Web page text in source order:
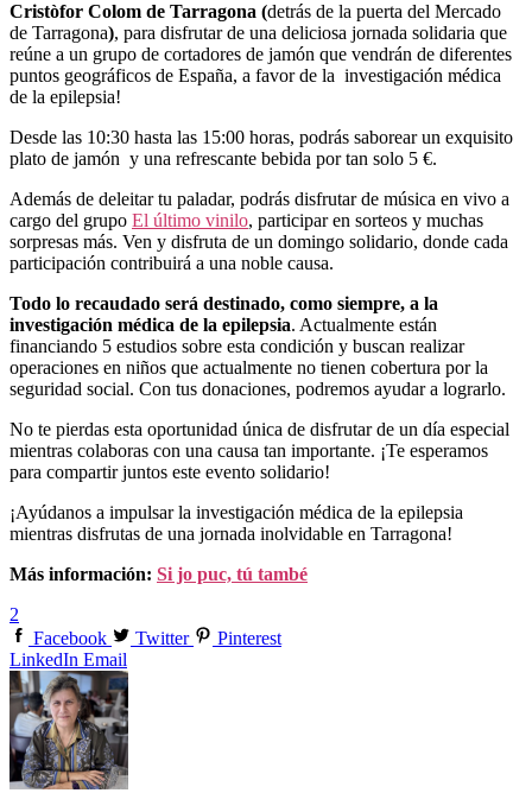
Cristòfor Colom de Tarragona (detrás de la puerta del Mercado
de Tarragona), para disfrutar de una deliciosa jornada solidaria que
reúne a un grupo de cortadores de jamón que vendrán de diferentes
puntos geográficos de España, a favor de la investigación médica
de la epilepsia!
Desde las 10:30 hasta las 15:00 horas, podrás saborear un exquisito
plato de jamón y una refrescante bebida por tan solo 5 €.
Además de deleitar tu paladar, podrás disfrutar de música en vivo a
cargo del grupo El último vinilo, participar en sorteos y muchas
sorpresas más. Ven y disfruta de un domingo solidario, donde cada
participación contribuirá a una noble causa.
Todo lo recaudado será destinado, como siempre, a la
investigación médica de la epilepsia. Actualmente están
financiando 5 estudios sobre esta condición y buscan realizar
operaciones en niños que actualmente no tienen cobertura por la
seguridad social. Con tus donaciones, podremos ayudar a lograrlo.
No te pierdas esta oportunidad única de disfrutar de un día especial
mientras colaboras con una causa tan importante. ¡Te esperamos
para compartir juntos este evento solidario!
¡Ayúdanos a impulsar la investigación médica de la epilepsia
mientras disfrutas de una jornada inolvidable en Tarragona!
Más información: Si jo puc, tú també
2
Facebook
Twitter
Pinterest
LinkedIn Email